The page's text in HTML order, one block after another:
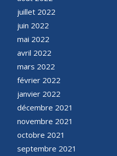
juillet 2022
juin 2022
mai 2022
avril 2022
mars 2022
février 2022
janvier 2022
décembre 2021
novembre 2021
octobre 2021
septembre 2021